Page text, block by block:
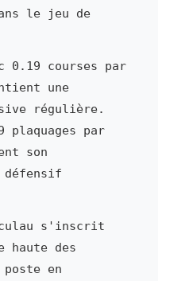
le jeu de
0.19 courses par
une
régulière.
plaquages par
son
défensif
s'inscrit
haute des
en